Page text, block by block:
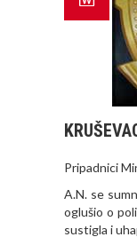
Pripadnici
A.N. se
oglušio o
sustigla i